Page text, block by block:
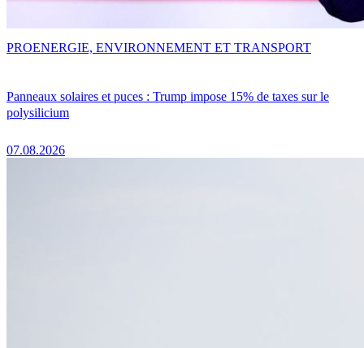
Panneaux solaires et puces : Trump impose 15% de taxes sur le
polysilicium
07.08.2026
PROENERGIE, ENVIRONNEMENT ET TRANSPORT